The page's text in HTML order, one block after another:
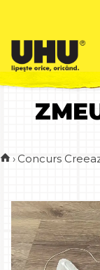
› Concurs